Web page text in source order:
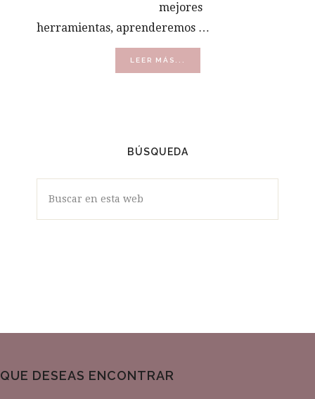
mejores
herramientas, aprenderemos …
LEER MÁS...
DE
BÚSQUEDA
QUE DESEAS ENCONTRAR